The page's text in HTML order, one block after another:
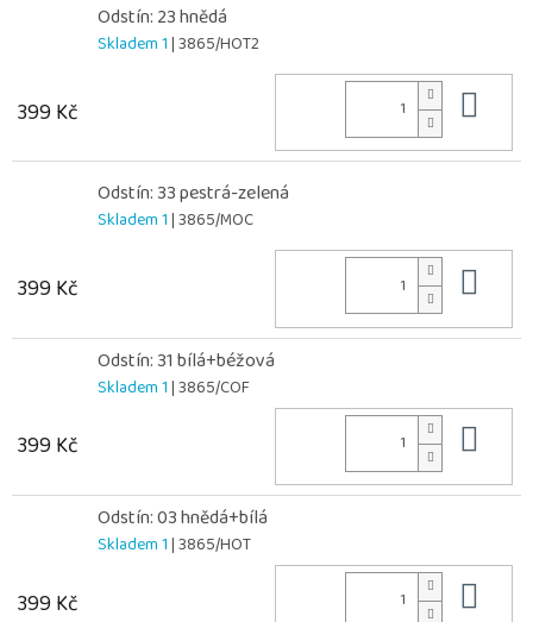
Odstín: 23 hnědá
Skladem 1| 3865/HOT2
399 Kč
Odstín: 33 pestrá-zelená
Skladem 1| 3865/MOC
399 Kč
Odstín: 31 bílá+béžová
Skladem 1| 3865/COF
399 Kč
Odstín: 03 hnědá+bílá
Skladem 1| 3865/HOT
399 Kč